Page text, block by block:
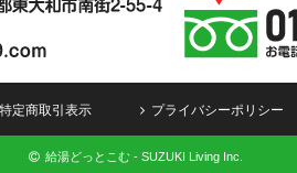
特定商取引表示 プライバシーポリシー
給湯どっとこむ - SUZUKI Living Inc.